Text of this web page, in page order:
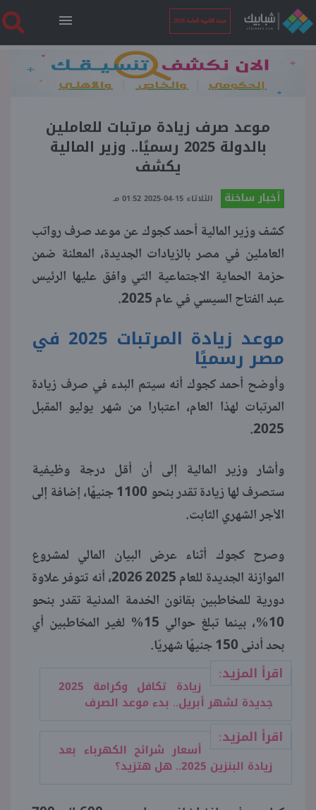
نتيجة الثانوية العامة 2026
الرئيسية
نتيجة الثانوية العامة 2026
أخبار ساخنة
بوابة الطلبة
ملفات
منوعات
موعد صرف زيادة مرتبات للعاملين
بالدولة 2025 رسميًا.. وزير المالية
يكشف
أخبار ساخنة الثلاثاء 15-04-2025 01:52 مـ
كشف وزير المالية أحمد كجوك عن موعد صرف رواتب
العاملين في مصر بالزيادات الجديدة، المعلنة ضمن
حزمة الحماية الاجتماعية التي وافق عليها الرئيس
عبد الفتاح السيسي في عام 2025.
موعد زيادة المرتبات 2025 في
مصر رسميًا
وأوضح أحمد كجوك أنه سيتم البدء في صرف زيادة
المرتبات لهذا العام، اعتبارا من شهر يوليو المقبل
2025.
وأشار وزير المالية إلى أن أقل درجة وظيفية
ستصرف لها زيادة تقدر بنحو 1100 جنيهًا، إضافة إلى
الأجر الشهري الثابت.
وصرح كجوك أثناء عرض البيان المالي لمشروع
الموازنة الجديدة للعام 2025 2026، أنه تتوفر علاوة
دورية للمخاطبين بقانون الخدمة المدنية تقدر بنحو
10%، بينما تبلغ حوالي 15% لغير المخاطبين أي
بحد أدنى 150 جنيهًا شهريًا.
اقرأ المزيد:
زيادة تكافل وكرامة 2025
جديدة لشهر أبريل.. بدء موعد الصرف
اقرأ المزيد:
أسعار شرائح الكهرباء بعد
زيادة البنزين 2025.. هل هتزيد؟